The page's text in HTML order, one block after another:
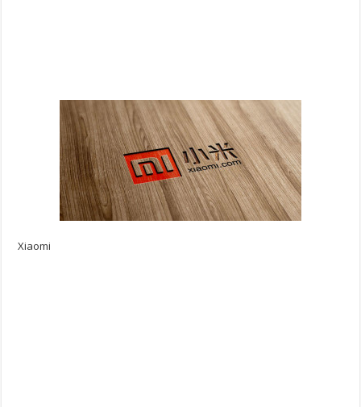
Xiaomi